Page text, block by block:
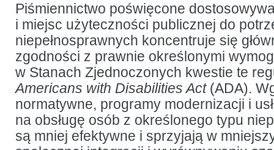
projektowanie
uniwersalne
w bibliotekach
Piśmiennictwo poświęcone
i miejsc użyteczności publicznej do
niepełnosprawnych koncentruje się
zgodności z prawnie określonymi
w Stanach Zjednoczonych kwestie te
Americans with Disabilities Act(ADA).
normatywne, programy modernizacji i
na obsługę osób z określonego typu
są mniej efektywne i sprzyjają w